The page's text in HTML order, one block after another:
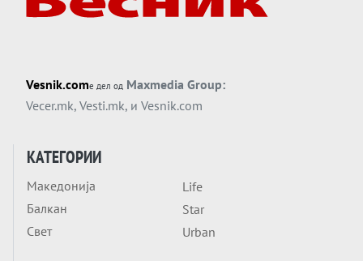
Трамп тврди дека повторно „разговара“
Вечер тема
ДЛАБОКО УДОЛУ: Сметководствените
трикови што го соборија ЕНРОН ги
Вечер тема
Vesnik.comе дел од Maxmedia Group:
Vecer.mk, Vesti.mk, и Vesnik.com
КАТЕГОРИИ
Македонија
Балкан
Свет
Life
Star
Urban